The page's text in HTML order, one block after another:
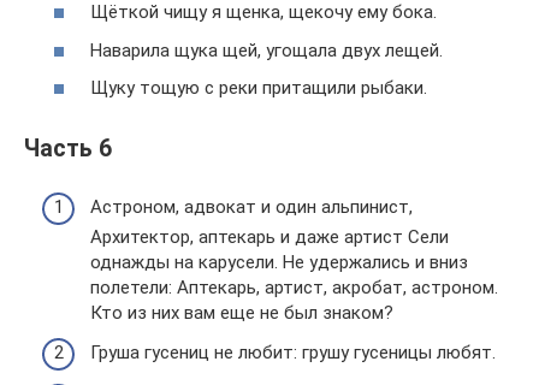
Щёткой чищу я щенка, щекочу ему бока.
Наварила щука щей, угощала двух лещей.
Щуку тощую с реки притащили рыбаки.
Часть 6
Астроном, адвокат и один альпинист,
Архитектор, аптекарь и даже артист Сели
однажды на карусели. Не удержались и вниз
полетели: Аптекарь, артист, акробат, астроном.
Кто из них вам еще не был знаком?
Груша гусениц не любит: грушу гусеницы любят.